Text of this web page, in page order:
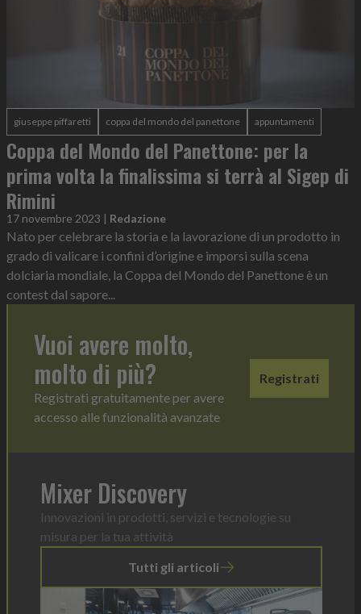
giuseppe piffaretti coppa del mondo del panettone appuntamenti
Coppa del Mondo del Panettone: per la
prima volta la finalissima si terrà al Sigep di
Rimini
17 novembre 2023 | Redazione
Nato per celebrare la storia e la lavorazione di un prodotto in
grado di valicare i confini d’origine e imporsi sulla scena
dolciaria mondiale, la Coppa del Mondo del Panettone è un
contest dal sapore...
Vuoi avere molto,
molto di più?
Registrati gratuitamente per avere
accesso alle funzionalità avanzate
Registrati
Mixer Discovery
Innovazioni in prodotti, servizi e tecnologie su
misura per la tua attività
Tutti gli articoli